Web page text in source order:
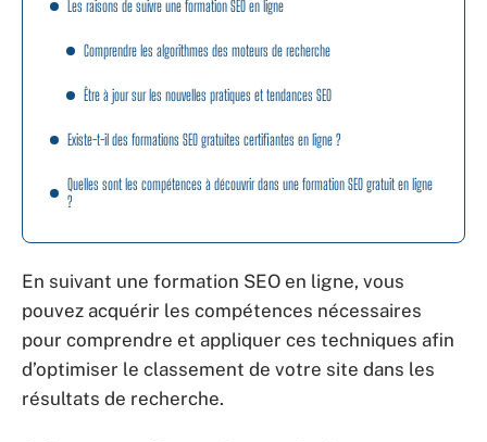
Les raisons de suivre une formation SEO en ligne
Comprendre les algorithmes des moteurs de recherche
Être à jour sur les nouvelles pratiques et tendances SEO
Existe-t-il des formations SEO gratuites certifiantes en ligne ?
Quelles sont les compétences à découvrir dans une formation SEO gratuit en ligne
?
En suivant une formation SEO en ligne, vous
pouvez acquérir les compétences nécessaires
pour comprendre et appliquer ces techniques afin
d’optimiser le classement de votre site dans les
résultats de recherche.